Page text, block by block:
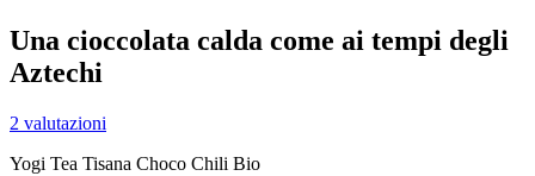
Una cioccolata calda come ai tempi degli
Aztechi
2 valutazioni
Yogi Tea Tisana Choco Chili Bio